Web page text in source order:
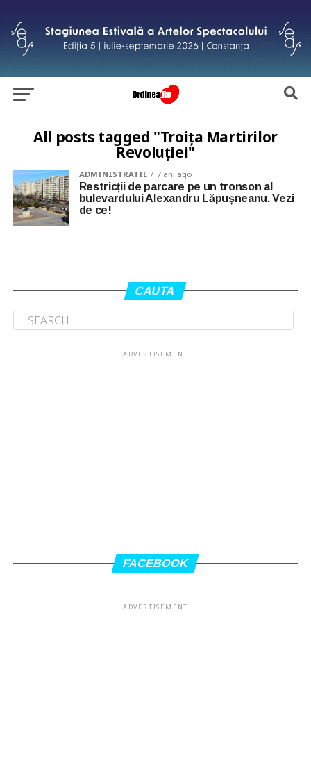
All posts tagged "Troița Martirilor
Revoluției"
ADMINISTRATIE 7 ani ago
Restricții de parcare pe un tronson al
bulevardului Alexandru Lăpușneanu. Vezi
de ce!
CAUTA
ADVERTISEMENT
FACEBOOK
ADVERTISEMENT